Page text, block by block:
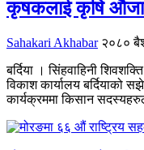
कृषकलाई कृषि
Sahakari Akhabar २०८०
बर्दिया । सिंहवाहिनी
विकाश कार्यालय बर्दियाको
कार्यक्रममा किसान